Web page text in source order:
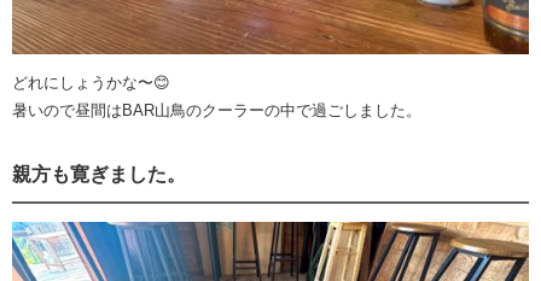
どれにしょうかな〜😊
暑いので昼間はBAR山鳥のクーラーの中で過ごしました。
親方も寛ぎました。